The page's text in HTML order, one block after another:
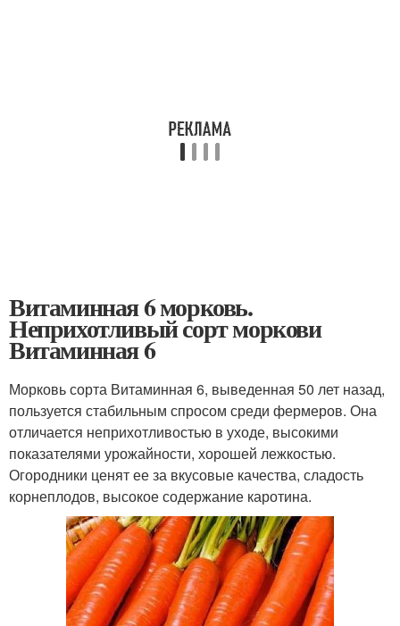
Витаминная 6 морковь.
Неприхотливый сорт моркови
Витаминная 6
Морковь сорта Витаминная 6, выведенная 50 лет назад,
пользуется стабильным спросом среди фермеров. Она
отличается неприхотливостью в уходе, высокими
показателями урожайности, хорошей лежкостью.
Огородники ценят ее за вкусовые качества, сладость
корнеплодов, высокое содержание каротина.